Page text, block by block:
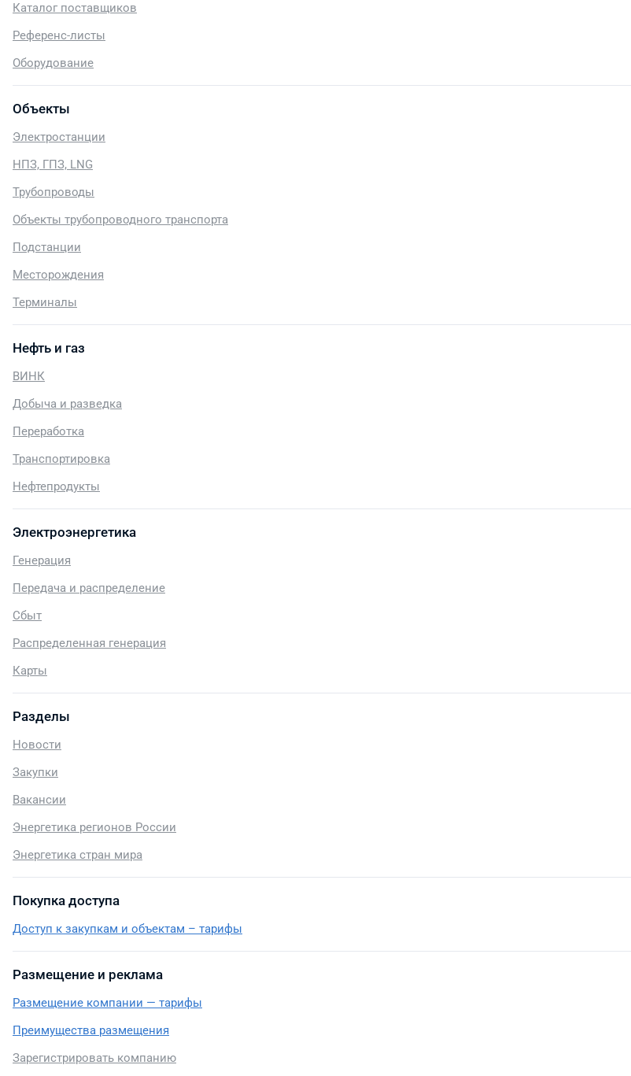
Каталог поставщиков
Референс-листы
Оборудование
Объекты
Электростанции
НПЗ, ГПЗ, LNG
Трубопроводы
Объекты трубопроводного транспорта
Подстанции
Месторождения
Терминалы
Нефть и газ
ВИНК
Добыча и разведка
Переработка
Транспортировка
Нефтепродукты
Электроэнергетика
Генерация
Передача и распределение
Сбыт
Распределенная генерация
Карты
Разделы
Новости
Закупки
Вакансии
Энергетика регионов России
Энергетика стран мира
Покупка доступа
Доступ к закупкам и объектам – тарифы
Размещение и реклама
Размещение компании — тарифы
Преимущества размещения
Зарегистрировать компанию